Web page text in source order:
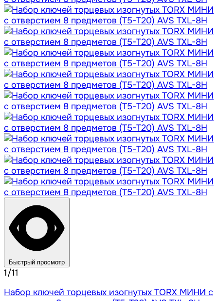
Быстрый просмотр
1/11
Набор ключей торцевых изогнутых TORX МИНИ с